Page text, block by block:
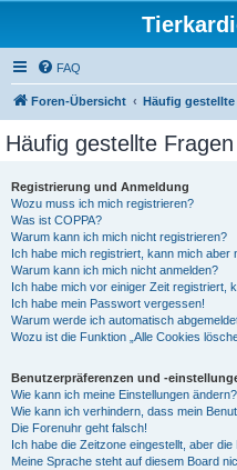
FAQ
Foren-Übersicht Häufig gestellte
Häufig gestellte Fragen
Registrierung und Anmeldung
Wozu muss ich mich registrieren?
Was ist COPPA?
Warum kann ich mich nicht registrieren?
Ich habe mich registriert, kann mich aber
Warum kann ich mich nicht anmelden?
Ich habe mich vor einiger Zeit registriert,
Ich habe mein Passwort vergessen!
Warum werde ich automatisch
Wozu ist die Funktion „Alle Cookies
Benutzerpräferenzen und -
Wie kann ich meine Einstellungen ändern?
Wie kann ich verhindern, dass mein
Die Forenuhr geht falsch!
Ich habe die Zeitzone eingestellt, aber
Meine Sprache steht auf diesem Board